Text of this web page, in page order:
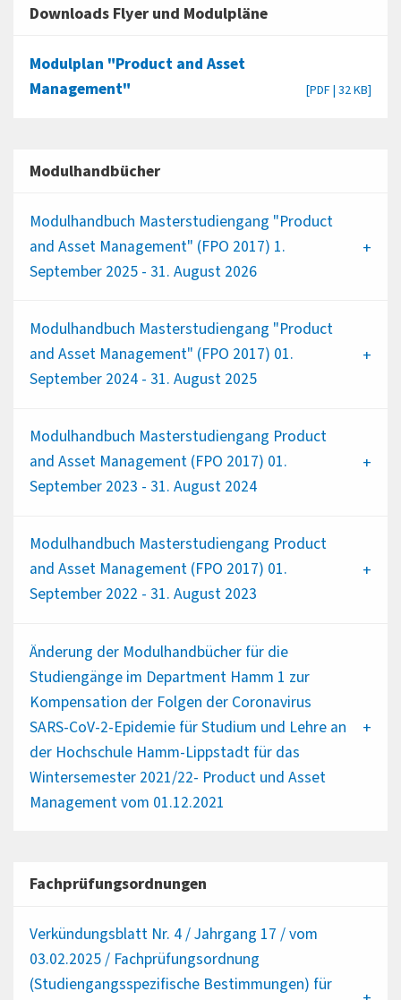
Downloads Flyer und Modulpläne
Modulplan "Product and Asset
Management"
[PDF | 32 KB]
Modulhandbücher
Modulhandbuch Masterstudiengang "Product
and Asset Management" (FPO 2017) 1.
September 2025 - 31. August 2026
Modulhandbuch Masterstudiengang "Product
and Asset Management" (FPO 2017) 01.
September 2024 - 31. August 2025
Modulhandbuch Masterstudiengang Product
and Asset Management (FPO 2017) 01.
September 2023 - 31. August 2024
Modulhandbuch Masterstudiengang Product
and Asset Management (FPO 2017) 01.
September 2022 - 31. August 2023
Änderung der Modulhandbücher für die
Studiengänge im Department Hamm 1 zur
Kompensation der Folgen der Coronavirus
SARS-CoV-2-Epidemie für Studium und Lehre an
der Hochschule Hamm-Lippstadt für das
Wintersemester 2021/22- Product und Asset
Management vom 01.12.2021
Fachprüfungsordnungen
Verkündungsblatt Nr. 4 / Jahrgang 17 / vom
03.02.2025 / Fachprüfungsordnung
(Studiengangsspezifische Bestimmungen) für